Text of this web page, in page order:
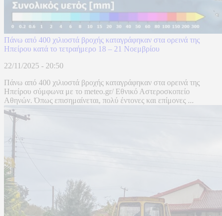
Πάνω από 400 χιλιοστά βροχής καταγράφηκαν στα ορεινά της
Ηπείρου κατά το τετραήμερο 18 – 21 Νοεμβρίου
22/11/2025 - 20:50
Πάνω από 400 χιλιοστά βροχής καταγράφηκαν στα ορεινά της
Ηπείρου σύμφωνα με το meteo.gr/ Εθνικό Αστεροσκοπείο
Αθηνών. Όπως επισημαίνεται, πολύ έντονες και επίμονες ...